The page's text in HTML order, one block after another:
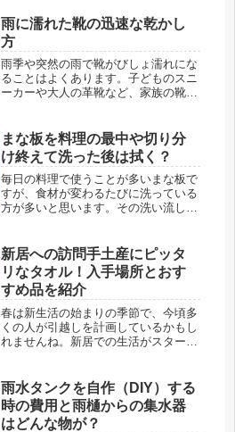
つことができます。この記事では、お
米の冷蔵保存に関する以下の点を詳し
く説...
雨に濡れた靴の迅速な乾かし
方
雨季や突然の雨で靴がびしょ濡れにな
ることはよくあります。子どものスニ
ーカーや大人の革靴など、家族の靴が
うしたらいいのでしょうか。ここで
は、雨で濡れた靴を素早く乾かす方法
につ...
まな板を料理の最中や切り分
け終えて洗った後は拭く？
毎日の料理で使うことが多いまな板で
すが、食材が変わるたびに洗っている
方が多いと思います。その洗い流した
か？そこでこの記事では、どうしてい
るのか気になる（ならない方も）よそ
の...
新居への訪問手土産にピッタ
リなタオル！入手場所とおす
すめ品を紹介
春は新生活の始まりの季節で、今頃多
くの人が引越しを計画しているかもし
れませんね。新居での生活がスタート
ま訪問する訳にはいきませんよね。そ
れにおすすめの手土産がタオルなら、
こ...
雨水タンクを自作（DIY）する
時の費用と雨樋からの集水器
はどんな物が？